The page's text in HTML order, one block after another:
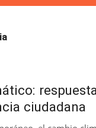
ciudadana